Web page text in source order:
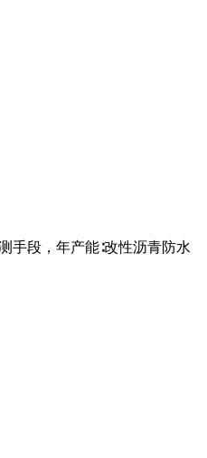
手段，年产能∶改性沥青防水